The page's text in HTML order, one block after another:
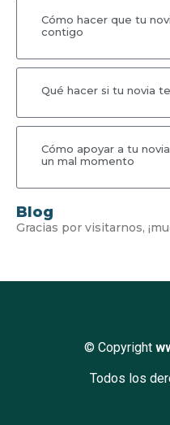
Cómo hacer que tu
contigo
Qué hacer si tu novia
Cómo apoyar a tu
un mal momento
Blog
Gracias por visitarnos,
© Copyright
Todos los